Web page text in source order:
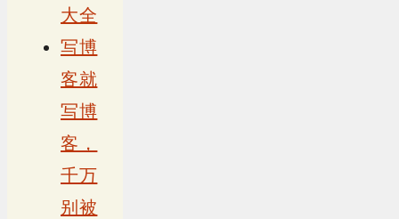
大全
写博
客就
写博
客，
千万
别被